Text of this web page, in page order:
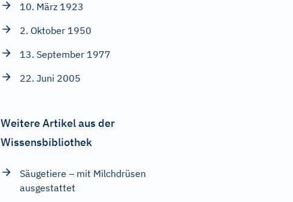
10. März 1923
2. Oktober 1950
13. September 1977
22. Juni 2005
Weitere Artikel aus der
Wissensbibliothek
Säugetiere – mit Milchdrüsen
ausgestattet